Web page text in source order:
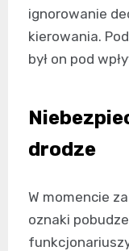
ignorowanie
kierowania.
był on pod
drodze
W momencie
oznaki